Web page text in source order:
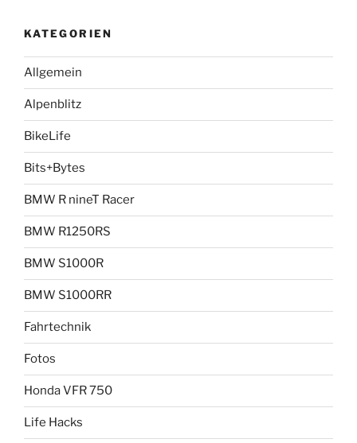
KATEGORIEN
Allgemein
Alpenblitz
BikeLife
Bits+Bytes
BMW R nineT Racer
BMW R1250RS
BMW S1000R
BMW S1000RR
Fahrtechnik
Fotos
Honda VFR 750
Life Hacks